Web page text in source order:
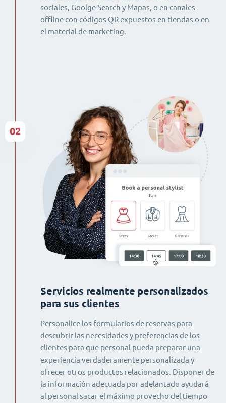
sociales, Goolge Search y Mapas, o en canales
offline con códigos QR expuestos en tiendas o en
el material de marketing.
Servicios realmente personalizados
para sus clientes
Personalice los formularios de reservas para
descubrir las necesidades y preferencias de los
clientes para que personal pueda preparar una
experiencia verdaderamente personalizada y
ofrecer otros productos relacionados. Disponer de
la información adecuada por adelantado ayudará
al personal sacar el máximo provecho del tiempo
02